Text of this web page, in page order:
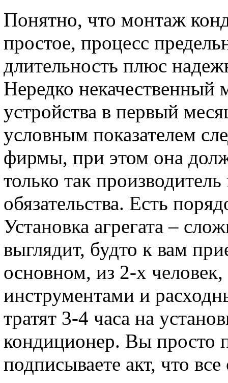
Понятно, что монтаж
простое, процесс
длительность плюс
Нередко некачественный
устройства в первый
условным показателем
фирмы, при этом она
только так
обязательства. Есть
Установка агрегата –
выглядит, будто к вам
основном, из 2-х
инструментами и
тратят 3-4 часа на
кондиционер. Вы просто
подписываете акт, что